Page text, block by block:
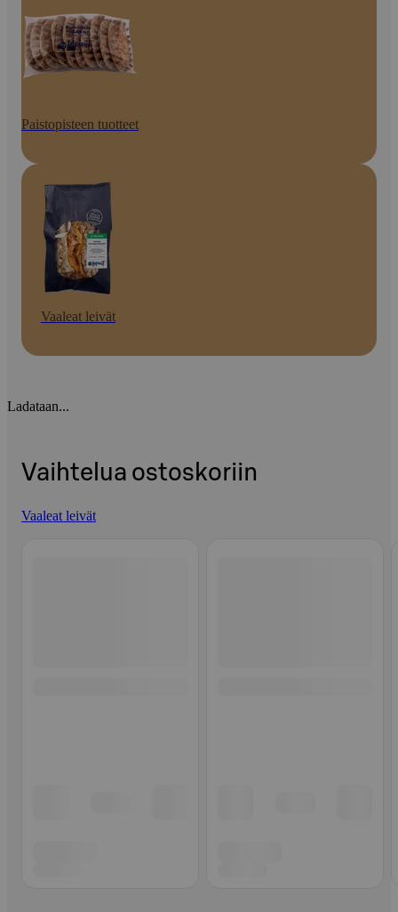
Paistopisteen tuotteet
Vaaleat leivät
Ladataan...
Vaihtelua ostoskoriin
Vaaleat leivät